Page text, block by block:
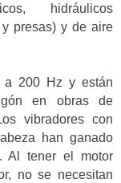
hidráulicos
presas) y de aire
a 200 Hz y están
en obras de
vibradores con
han ganado
Al tener el motor
no se necesitan